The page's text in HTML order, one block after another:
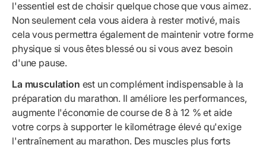
l'essentiel est de choisir quelque chose que vous aimez.
Non seulement cela vous aidera à rester motivé, mais
cela vous permettra également de maintenir votre forme
physique si vous êtes blessé ou si vous avez besoin
d'une pause.
La musculation est un complément indispensable à la
préparation du marathon. Il améliore les performances,
augmente l'économie de course de 8 à 12 % et aide
votre corps à supporter le kilométrage élevé qu'exige
l'entraînement au marathon. Des muscles plus forts